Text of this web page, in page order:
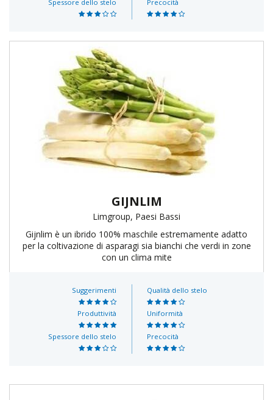
Spessore dello stelo Precocità
GIJNLIM
Limgroup, Paesi Bassi
Gijnlim è un ibrido 100% maschile estremamente adatto
per la coltivazione di asparagi sia bianchi che verdi in zone
con un clima mite
Suggerimenti
Produttività
Spessore dello stelo
Qualità dello stelo
Uniformità
Precocità